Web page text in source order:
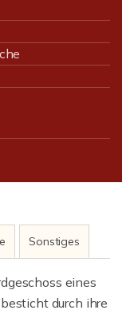
Sonstiges
eines
durch ihre